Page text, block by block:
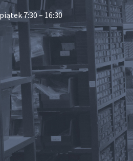
7:30 – 16:30